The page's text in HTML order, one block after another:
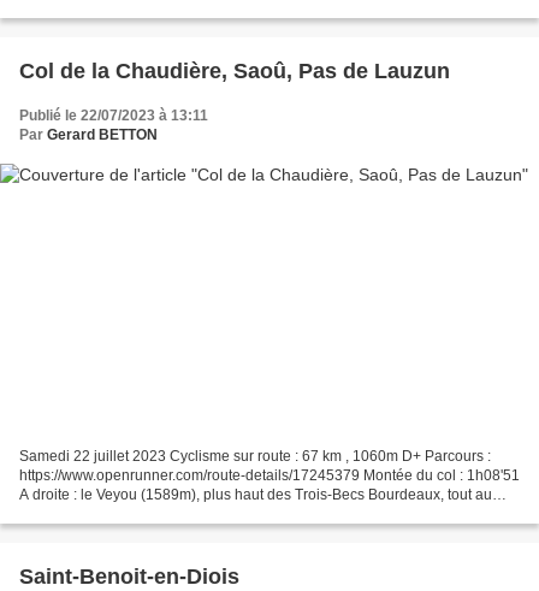
Col de la Chaudière, Saoû, Pas de Lauzun
Publié le 22/07/2023 à 13:11
Par Gerard BETTON
Samedi 22 juillet 2023 Cyclisme sur route : 67 km , 1060m D+ Parcours :
https://www.openrunner.com/route-details/17245379 Montée du col : 1h08'51
A droite : le Veyou (1589m), plus haut des Trois-Becs Bourdeaux, tout au
Saint-Benoit-en-Diois